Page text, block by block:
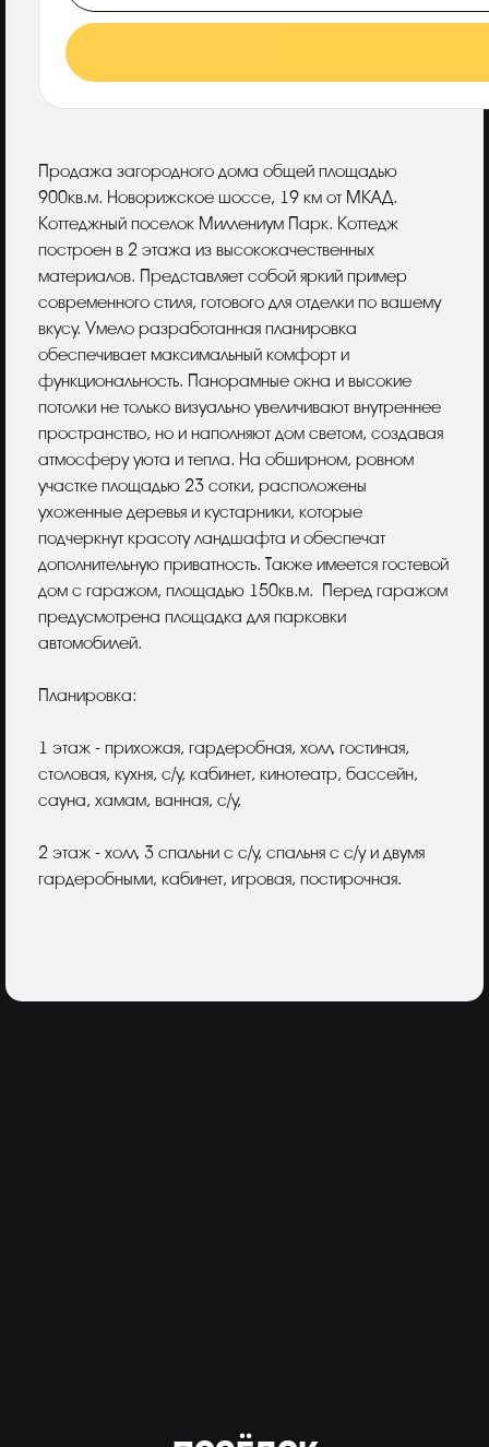
Описание
Продажа загородного дома общей площадью
900кв.м. Новорижское шоссе, 19 км от МКАД.
Коттеджный поселок Миллениум Парк. Коттедж
построен в 2 этажа из высококачественных
материалов. Представляет собой яркий пример
современного стиля, готового для отделки по вашему
вкусу. Умело разработанная планировка
обеспечивает максимальный комфорт и
функциональность. Панорамные окна и высокие
потолки не только визуально увеличивают внутреннее
пространство, но и наполняют дом светом, создавая
атмосферу уюта и тепла. На обширном, ровном
участке площадью 23 сотки, расположены
ухоженные деревья и кустарники, которые
подчеркнут красоту ландшафта и обеспечат
дополнительную приватность. Также имеется гостевой
дом с гаражом, площадью 150кв.м. Перед гаражом
предусмотрена площадка для парковки
автомобилей.
Планировка:
1 этаж - прихожая, гардеробная, холл, гостиная,
столовая, кухня, с/у, кабинет, кинотеатр, бассейн,
сауна, хамам, ванная, с/у,
2 этаж - холл, 3 спальни с с/у, спальня с с/у и двумя
гардеробными, кабинет, игровая, постирочная.